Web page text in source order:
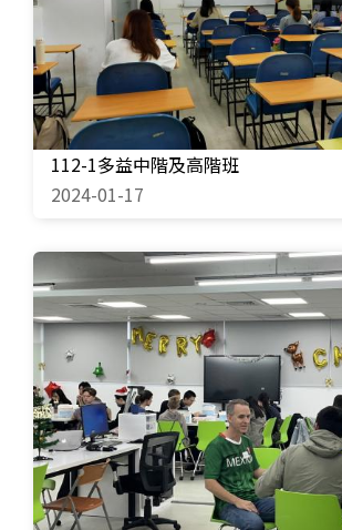
112-1多益中階及高階班
2024-01-17